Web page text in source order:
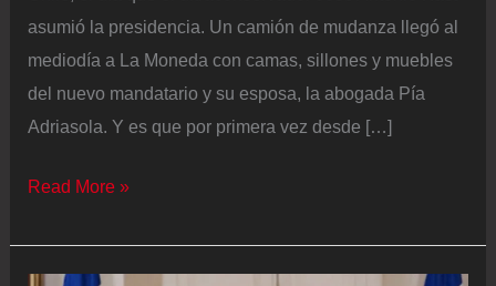
asumió la presidencia. Un camión de mudanza llegó al
mediodía a La Moneda con camas, sillones y muebles
del nuevo mandatario y su esposa, la abogada Pía
Adriasola. Y es que por primera vez desde […]
Kast
muda
Read More »